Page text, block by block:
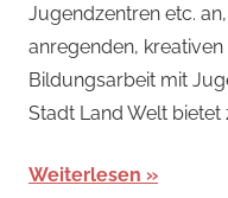
Jugendzentren etc.
anregenden,
Bildungsarbeit mit
Stadt Land Welt bietet
Weiterlesen